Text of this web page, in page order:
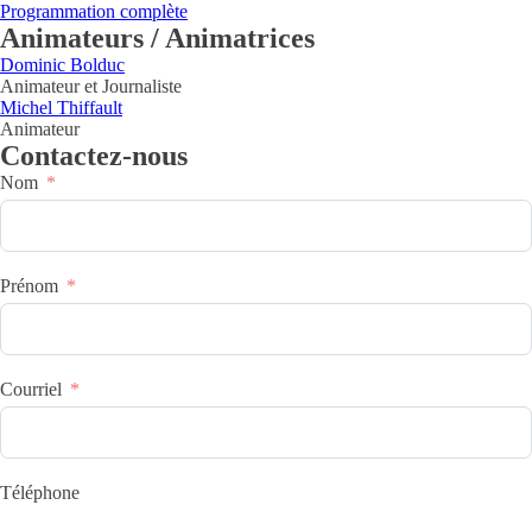
Programmation complète
Animateurs / Animatrices
Dominic Bolduc
Animateur et Journaliste
Michel Thiffault
Animateur
Contactez-nous
Nom
Prénom
Courriel
Téléphone